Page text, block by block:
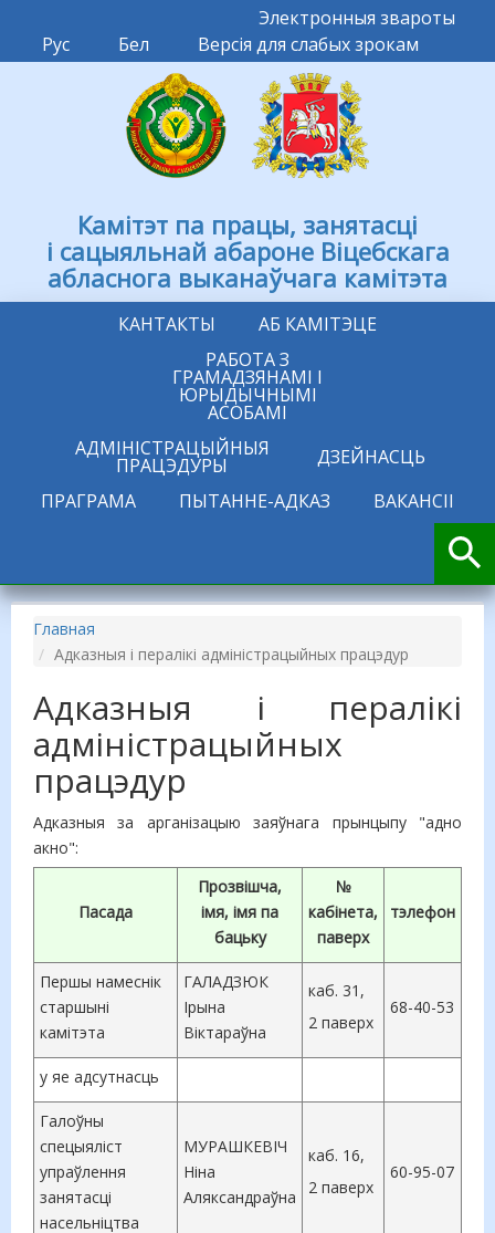
Электронныя звароты
Рус
Бел Версія для слабых зрокам
Камітэт па працы, занятасці
і сацыяльнай абароне Віцебскага
абласнога выканаўчага камітэта
КАНТАКТЫ
АБ КАМІТЭЦЕ
РАБОТА З
ГРАМАДЗЯНАМІ І
ЮРЫДЫЧНЫМІ
АСОБАМІ
АДМІНІСТРАЦЫЙНЫЯ
ПРАЦЭДУРЫ
ДЗЕЙНАСЦЬ
ПРАГРАМА
ПЫТАННЕ-АДКАЗ ВАКАНСІІ
Главная
Адказныя і пералікі адміністрацыйных працэдур
Адказныя і пералікі
адміністрацыйных
працэдур
Адказныя за арганізацыю заяўнага прынцыпу "адно
акно":
Пасада
Прозвішча,
імя, імя па
бацьку
№
кабінета,
паверх
тэлефон
Першы намеснік
старшыні
камітэта
ГАЛАДЗЮК
Ірына
Віктараўна
каб. 31,
2 паверх
68-40-53
у яе адсутнасць
Галоўны
спецыяліст
упраўлення
занятасці
насельніцтва
МУРАШКЕВІЧ
Ніна
Аляксандраўна
каб. 16,
2 паверх
60-95-07